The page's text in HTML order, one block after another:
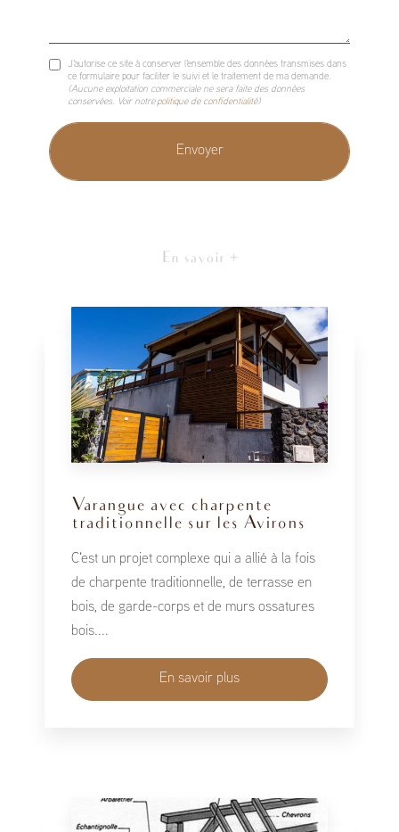
J'autorise ce site à conserver l'ensemble des données transmises dans
ce formulaire pour faciliter le suivi et le traitement de ma demande.
(Aucune exploitation commerciale ne sera faite des données
conservées. Voir notre politique de confidentialité)
En savoir +
Varangue avec charpente
traditionnelle sur les Avirons
C'est un projet complexe qui a allié à la fois
de charpente traditionnelle, de terrasse en
bois, de garde-corps et de murs ossatures
bois....
En savoir plus